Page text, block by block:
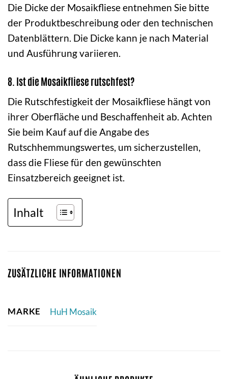
Die Dicke der Mosaikfliese entnehmen Sie bitte
der Produktbeschreibung oder den technischen
Datenblättern. Die Dicke kann je nach Material
und Ausführung variieren.
8. Ist die Mosaikfliese rutschfest?
Die Rutschfestigkeit der Mosaikfliese hängt von
ihrer Oberfläche und Beschaffenheit ab. Achten
Sie beim Kauf auf die Angabe des
Rutschhemmungswertes, um sicherzustellen,
dass die Fliese für den gewünschten
Einsatzbereich geeignet ist.
Inhalt
ZUSÄTZLICHE INFORMATIONEN
MARKE HuH Mosaik